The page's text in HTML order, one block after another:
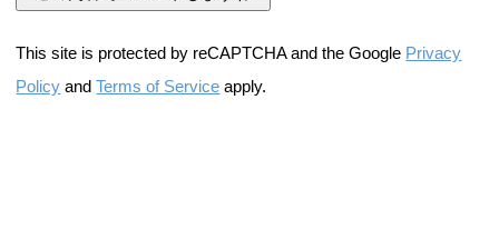
This site is protected by reCAPTCHA and the Google Privacy
Policy andTerms of Service apply.